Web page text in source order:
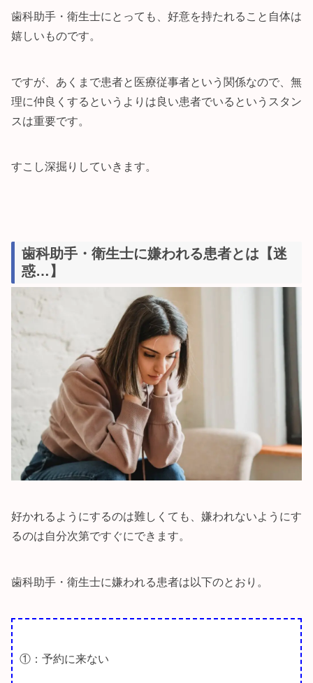
歯科助手・衛生士にとっても、好意を持たれること自体は
嬉しいものです。
ですが、あくまで患者と医療従事者という関係なので、無
理に仲良くするというよりは良い患者でいるというスタン
スは重要です。
すこし深掘りしていきます。
歯科助手・衛生士に嫌われる患者とは【迷
惑…】
好かれるようにするのは難しくても、嫌われないようにす
るのは自分次第ですぐにできます。
歯科助手・衛生士に嫌われる患者は以下のとおり。
①：予約に来ない